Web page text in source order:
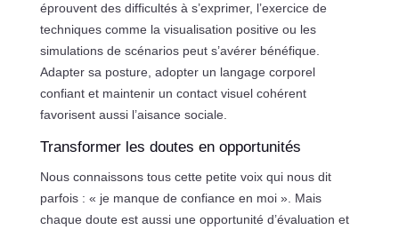
éprouvent des difficultés à s’exprimer, l’exercice de
techniques comme la visualisation positive ou les
simulations de scénarios peut s’avérer bénéfique.
Adapter sa posture, adopter un langage corporel
confiant et maintenir un contact visuel cohérent
favorisent aussi l’aisance sociale.
Transformer les doutes en opportunités
Nous connaissons tous cette petite voix qui nous dit
parfois : « je manque de confiance en moi ». Mais
chaque doute est aussi une opportunité d’évaluation et